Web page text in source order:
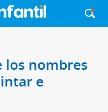
los nombres
e